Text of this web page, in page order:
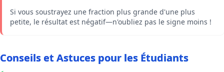
Si vous soustrayez une fraction plus grande d'une plus
petite, le résultat est négatif—n'oubliez pas le signe moins !
Conseils et Astuces pour les Étudiants